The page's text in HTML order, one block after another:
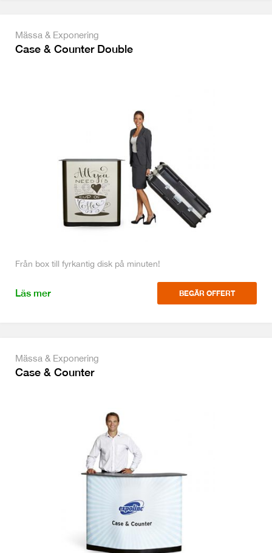
Mässa & Exponering
Case & Counter Double
Från box till fyrkantig disk på minuten!
Läs mer BEGÄR OFFERT
Mässa & Exponering
Case & Counter